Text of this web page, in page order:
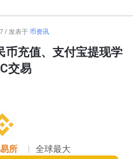
发表于 币资讯
币充值、支付宝提现学
交易
所 全球最大